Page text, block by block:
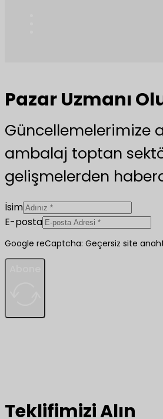
Pazar Uzmanı
Güncellemelerimize
ambalaj toptan
gelişmelerden
İsim
E-posta
Google reCaptcha: Geçersiz site
Teklifimizi Alın